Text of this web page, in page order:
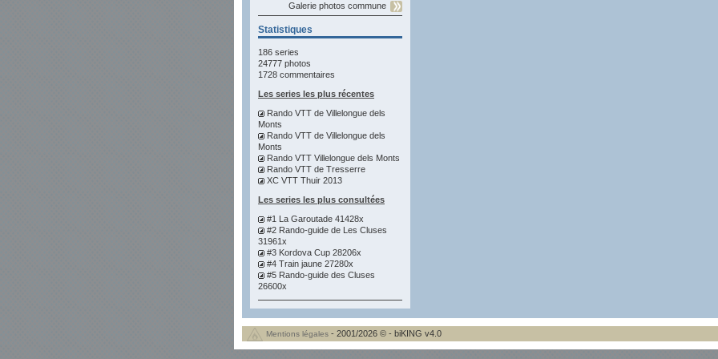
Galerie photos commune
Statistiques
186 series
24777 photos
1728 commentaires
Les series les plus récentes
Rando VTT de Villelongue dels
Monts
Rando VTT de Villelongue dels
Monts
Rando VTT Villelongue dels Monts
Rando VTT de Tresserre
XC VTT Thuir 2013
Les series les plus consultées
#1 La Garoutade 41428x
#2 Rando-guide de Les Cluses
31961x
#3 Kordova Cup 28206x
#4 Train jaune 27280x
#5 Rando-guide des Cluses
26600x
Mentions légales - 2001/2026 © - biKING v4.0